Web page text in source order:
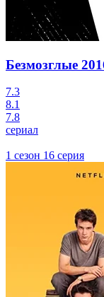
Безмозглые
7.3
8.1
7.8
сериал
1 сезон 16 серия